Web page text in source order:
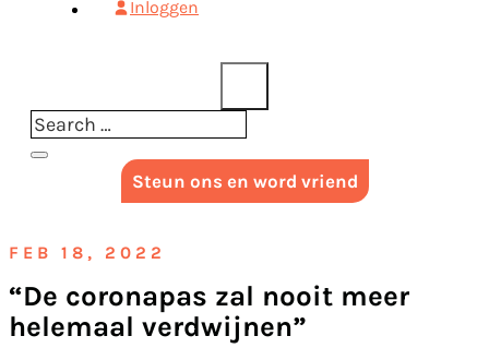
Inloggen
Steun ons en word vriend
FEB 18, 2022
“De coronapas zal nooit meer
helemaal verdwijnen”